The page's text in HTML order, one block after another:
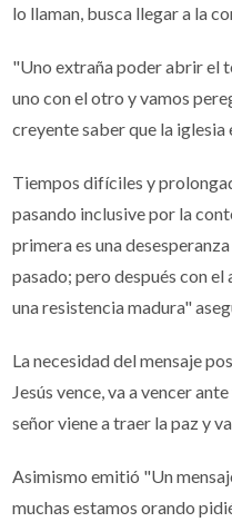
lo llaman, busca llegar a la
"Uno extraña poder abrir el
uno con el otro y vamos
creyente saber que la
Tiempos difíciles y
pasando inclusive por la
primera es una
pasado; pero después con el
una resistencia madura"
La necesidad del mensaje
Jesús vence, va a vencer
señor viene a traer la paz y
Asimismo emitió "Un
muchas estamos orando